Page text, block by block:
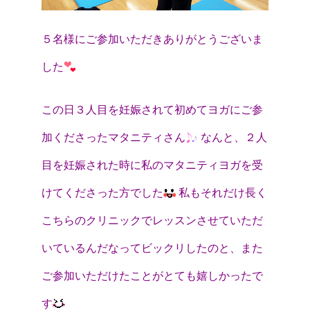
５名様にご参加いただきありがとうございま
した
この日３人目を妊娠されて初めてヨガにご参
加くださったマタニティさん なんと、２人
目を妊娠された時に私のマタニティヨガを受
けてくださった方でした 私もそれだけ長く
こちらのクリニックでレッスンさせていただ
いているんだなってビックリしたのと、また
ご参加いただけたことがとても嬉しかったで
す